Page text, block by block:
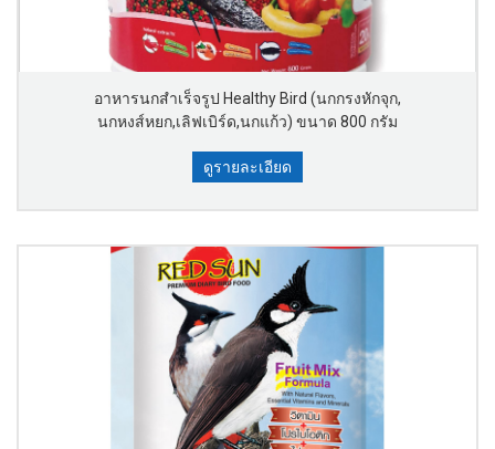
อาหารนกสำเร็จรูป Healthy Bird (นกกรงหักจุก,
นกหงส์หยก,เลิฟเบิร์ด,นกแก้ว) ขนาด 800 กรัม
ดูรายละเอียด